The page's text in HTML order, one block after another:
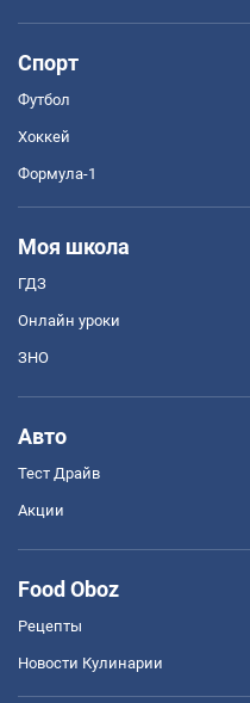
Спорт
Футбол
Хоккей
Формула-1
Моя школа
ГДЗ
Онлайн уроки
ЗНО
Авто
Тест Драйв
Акции
Food Oboz
Рецепты
Новости Кулинарии